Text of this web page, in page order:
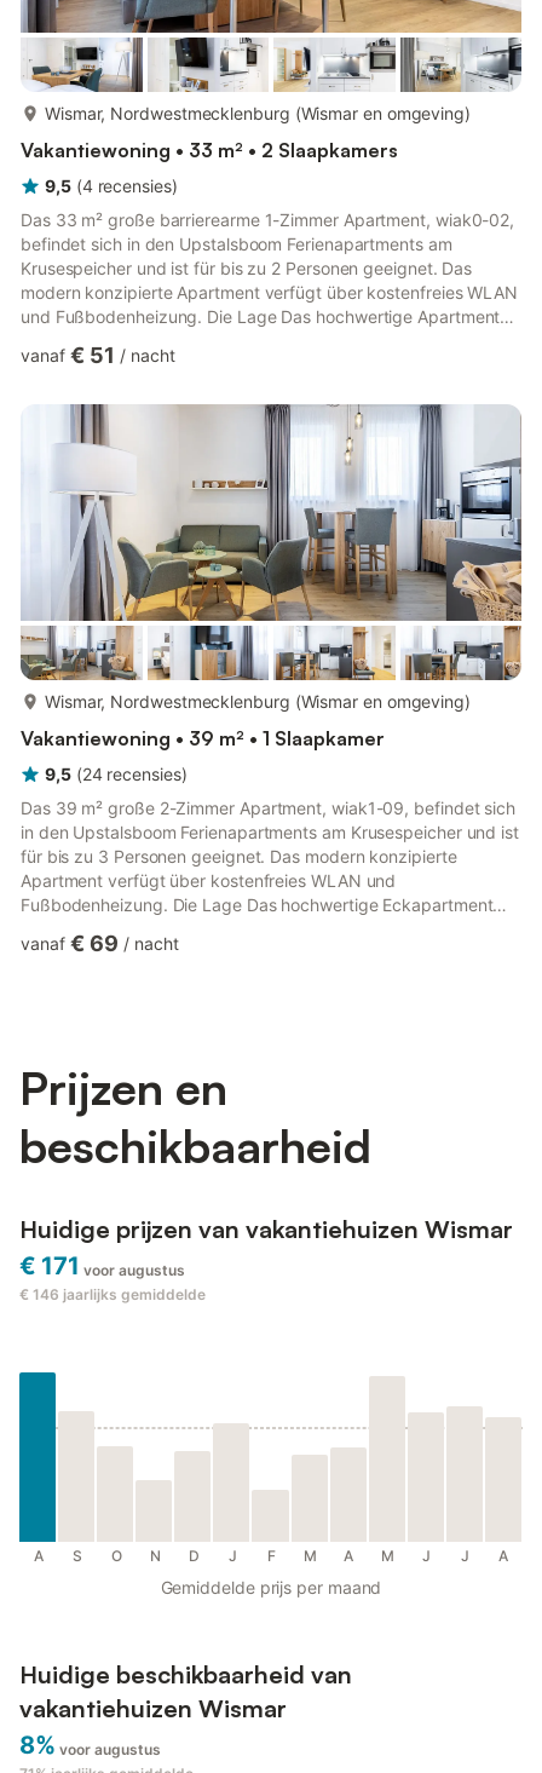
meer...
Wismar, Nordwestmecklenburg (Wismar en omgeving)
Vakantiewoning • 33 m² • 2 Slaapkamers
9,5 (4 recensies)
Das 33 m² große barrierearme 1-Zimmer Apartment, wiak0-02,
befindet sich in den Upstalsboom Ferienapartments am
Krusespeicher und ist für bis zu 2 Personen geeignet. Das
modern konzipierte Apartment verfügt über kostenfreies WLAN
und Fußbodenheizung. Die Lage Das hochwertige Apartment
Gebäudes. Der Alte Hafen von Wismar, einer der attraktivsten
lässt sich die Stadt und das schöne Umland ideal erkunden. Der
Alte Hafen ist übrigens auch ein sehr beliebter
vanaf € 51 / nacht
meer...
Wismar, Nordwestmecklenburg (Wismar en omgeving)
Vakantiewoning • 39 m² • 1 Slaapkamer
9,5 (24 recensies)
Das 39 m² große 2-Zimmer Apartment, wiak1-09, befindet sich
in den Upstalsboom Ferienapartments am Krusespeicher und ist
für bis zu 3 Personen geeignet. Das modern konzipierte
Apartment verfügt über kostenfreies WLAN und
Fußbodenheizung. Die Lage Das hochwertige Eckapartment
ersten Obergeschoss des Gebäudes. Der Alte Hafen von
vanaf € 69 / nacht
Prijzen en
beschikbaarheid
Huidige prijzen van vakantiehuizen Wismar
€ 171 voor augustus
€ 146 jaarlijks gemiddelde
A S O N D J F M A M J J A
Gemiddelde prijs per maand
Huidige beschikbaarheid van
vakantiehuizen Wismar
8% voor augustus